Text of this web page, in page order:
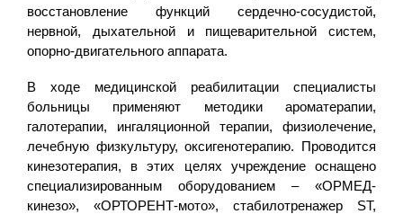
восстановление функций сердечно-сосудистой,
нервной, дыхательной и пищеварительной систем,
опорно-двигательного аппарата.
В ходе медицинской реабилитации специалисты
больницы применяют методики ароматерапии,
галотерапии, ингаляционной терапии, физиолечение,
лечебную физкультуру, оксигенотерапию. Проводится
кинезотерапия, в этих целях учреждение оснащено
специализированным оборудованием – «ОРМЕД-
кинезо», «ОРТОРЕНТ-мото», стабилотренажер ST,